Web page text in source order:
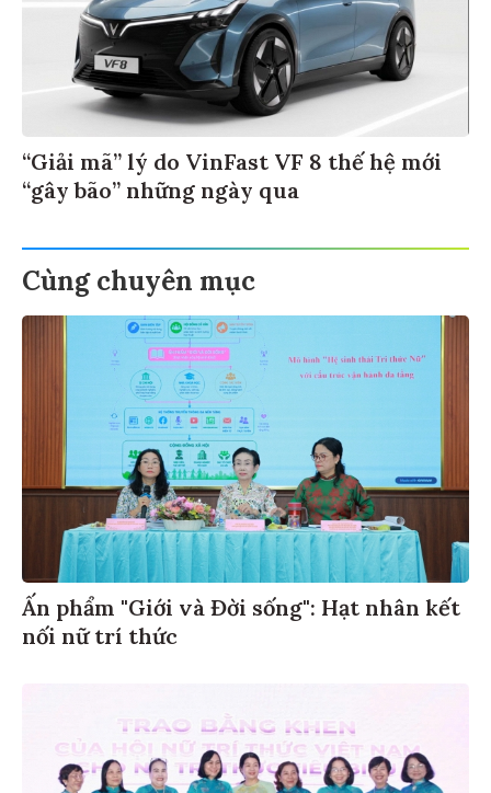
“Giải mã” lý do VinFast VF 8 thế hệ mới
“gây bão” những ngày qua
Cùng chuyên mục
Ấn phẩm "Giới và Đời sống": Hạt nhân kết
nối nữ trí thức